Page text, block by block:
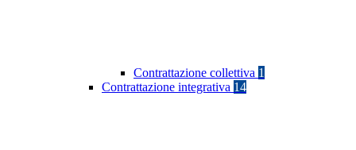
Contrattazione collettiva 1
Contrattazione integrativa 14